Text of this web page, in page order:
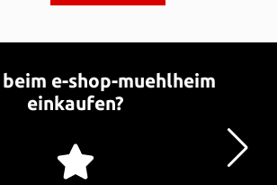
e-shop-muehlheim
einkaufen?